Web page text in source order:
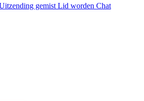
gemist Lid worden Chat